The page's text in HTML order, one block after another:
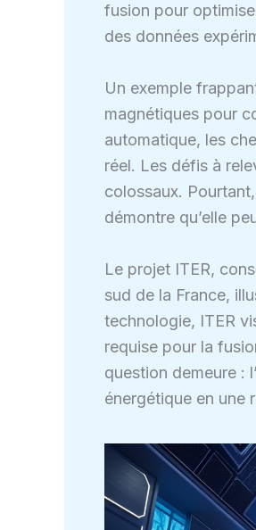
fusion pour
des données
Un exemple
magnétiques pour
automatique, les
réel. Les défis à
colossaux.
démontre qu’elle
Le projet ITER,
sud de la France,
technologie, ITER
requise pour la
question demeure :
énergétique en une